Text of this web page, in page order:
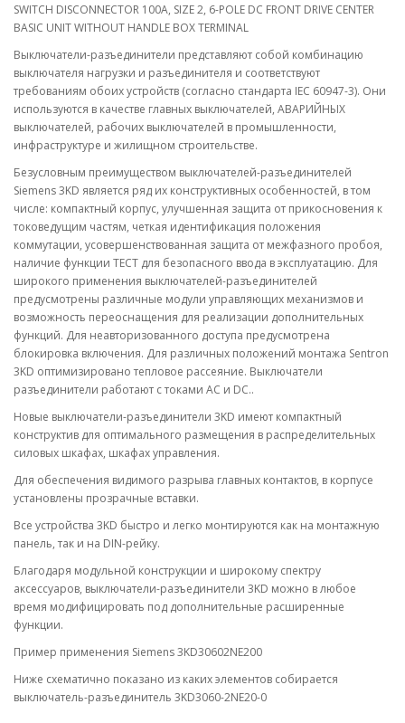
SWITCH DISCONNECTOR 100A, SIZE 2, 6-POLE DC FRONT DRIVE CENTER
BASIC UNIT WITHOUT HANDLE BOX TERMINAL
Выключатели-разъединители представляют собой комбинацию
выключателя нагрузки и разъединителя и соответствуют
требованиям обоих устройств (согласно стандарта IEC 60947-3). Они
используются в качестве главных выключателей, АВАРИЙНЫХ
выключателей, рабочих выключателей в промышленности,
инфраструктуре и жилищном строительстве.
Безусловным преимуществом выключателей-разъединителей
Siemens 3KD является ряд их конструктивных особенностей, в том
числе: компактный корпус, улучшенная защита от прикосновения к
токоведущим частям, четкая идентификация положения
коммутации, усовершенствованная защита от межфазного пробоя,
наличие функции ТЕСТ для безопасного ввода в эксплуатацию. Для
широкого применения выключателей-разъединителей
предусмотрены различные модули управляющих механизмов и
возможность переоснащения для реализации дополнительных
функций. Для неавторизованного доступа предусмотрена
блокировка включения. Для различных положений монтажа Sentron
3KD оптимизировано тепловое рассеяние. Выключатели
разъединители работают с токами AC и DC..
Новые выключатели-разъединители 3KD имеют компактный
конструктив для оптимального размещения в распределительных
силовых шкафах, шкафах управления.
Для обеспечения видимого разрыва главных контактов, в корпусе
установлены прозрачные вставки.
Все устройства 3KD быстро и легко монтируются как на монтажную
панель, так и на DIN-рейку.
Благодаря модульной конструкции и широкому спектру
аксессуаров, выключатели-разъединители 3KD можно в любое
время модифицировать под дополнительные расширенные
функции.
Пример применения Siemens 3KD30602NE200
Ниже схематично показано из каких элементов собирается
выключатель-разъединитель 3KD3060-2NE20-0